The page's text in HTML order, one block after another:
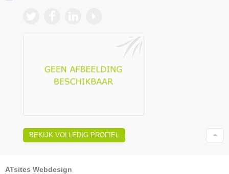
BEKIJK VOLLEDIG PROFIEL
ATsites Webdesign